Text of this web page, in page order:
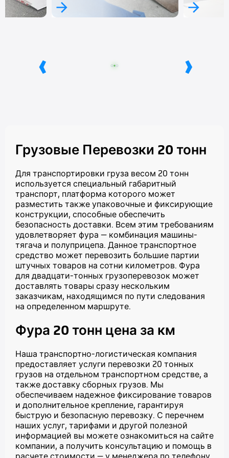
‹ ›
Грузовые Перевозки 20 тонн
Для транспортировки груза весом 20 тонн
используется специальный габаритный
транспорт, платформа которого может
разместить также упаковочные и фиксирующие
конструкции, способные обеспечить
безопасность доставки. Всем этим требованиям
удовлетворяет фура — комбинация машины-
тягача и полуприцепа. Данное транспортное
средство может перевозить большие партии
штучных товаров на сотни километров. Фура
для двадцати-тонных грузоперевозок может
доставлять товары сразу нескольким
заказчикам, находящимся по пути следования
на определенном маршруте.
Фура 20 тонн цена за км
Наша транспортно-логистическая компания
предоставляет услуги перевозки 20 тонных
грузов на отдельном транспортном средстве, а
также доставку сборных грузов. Мы
обеспечиваем надежное фиксирование товаров
и дополнительное крепление, гарантируя
быструю и безопасную перевозку. С перечнем
наших услуг, тарифами и другой полезной
информацией вы можете ознакомиться на сайте
компании, а получить консультацию и помощь в
расчете стоимости — у менеджера по телефону.